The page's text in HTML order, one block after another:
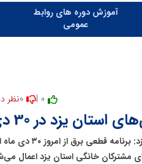
آموزش دوره های روابط
عمومی
نظر
یزد در 30 دی ماه